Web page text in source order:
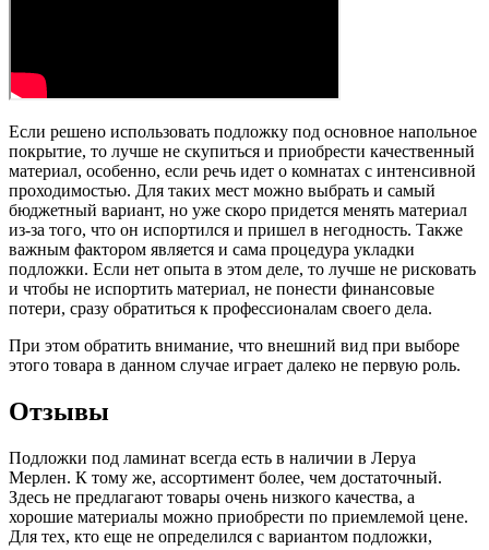
Если решено использовать подложку под основное напольное
покрытие, то лучше не скупиться и приобрести качественный
материал, особенно, если речь идет о комнатах с интенсивной
проходимостью. Для таких мест можно выбрать и самый
бюджетный вариант, но уже скоро придется менять материал
из-за того, что он испортился и пришел в негодность. Также
важным фактором является и сама процедура укладки
подложки. Если нет опыта в этом деле, то лучше не рисковать
и чтобы не испортить материал, не понести финансовые
потери, сразу обратиться к профессионалам своего дела.
При этом обратить внимание, что внешний вид при выборе
этого товара в данном случае играет далеко не первую роль.
Отзывы
Подложки под ламинат всегда есть в наличии в Леруа
Мерлен. К тому же, ассортимент более, чем достаточный.
Здесь не предлагают товары очень низкого качества, а
хорошие материалы можно приобрести по приемлемой цене.
Для тех, кто еще не определился с вариантом подложки,